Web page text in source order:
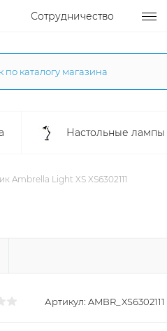
Сотрудничество
Настольные лампы
Ambrella Light XS XS6302111
Артикул: AMBR_XS6302111